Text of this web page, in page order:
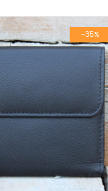
-35%